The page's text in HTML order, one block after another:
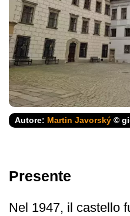
Autore: Martin Javorský ©
Presente
Nel 1947, il castello